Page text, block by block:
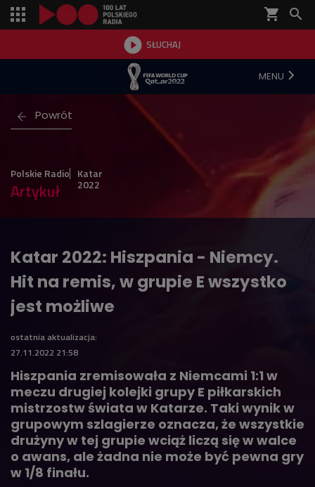
shopping_cart 
 SŁUCHAJ

MENU
Powrót
Polskie Radio Katar
2022
Artykuł
Katar 2022: Hiszpania - Niemcy.
Hit na remis, w grupie E wszystko
jest możliwe
ostatnia aktualizacja:
27.11.2022 21:58
Hiszpania zremisowała z Niemcami 1:1 w
meczu drugiej kolejki grupy E piłkarskich
mistrzostw świata w Katarze. Taki wynik w
grupowym szlagierze oznacza, że wszystkie
drużyny w tej grupie wciąż liczą się w walce
o awans, ale żadna nie może być pewna gry
w 1/8 finału.